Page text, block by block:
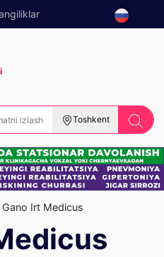
Toshkent
Gano Irt Medicus